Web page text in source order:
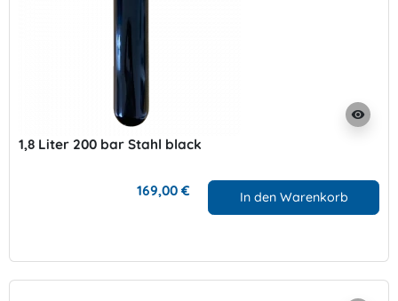
visibility
1,8 Liter 200 bar Stahl black
169,00 € In den Warenkorb